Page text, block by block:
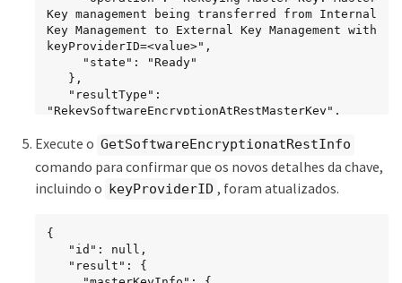
Key management being transferred from Internal
Key Management to External Key Management with
keyProviderID=<value>",
"RekeySoftwareEncryptionAtRestMasterKey",
}
Execute o GetSoftwareEncryptionatRestInfo
comando para confirmar que os novos detalhes da chave,
incluindo o keyProviderID , foram atualizados.
{